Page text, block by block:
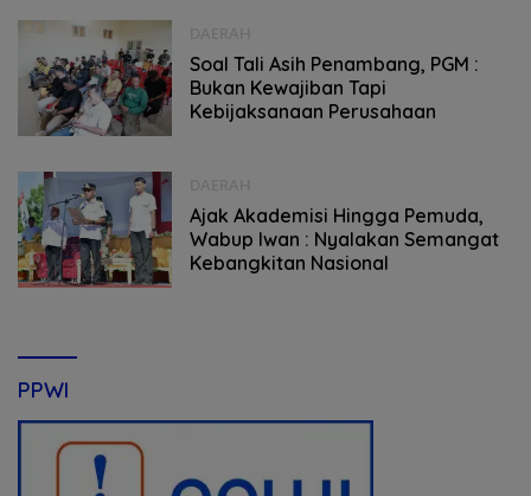
Soal Tali Asih Penambang, PGM :
Bukan Kewajiban Tapi
Kebijaksanaan Perusahaan
Ajak Akademisi Hingga Pemuda,
Wabup Iwan : Nyalakan Semangat
Kebangkitan Nasional
PPWI